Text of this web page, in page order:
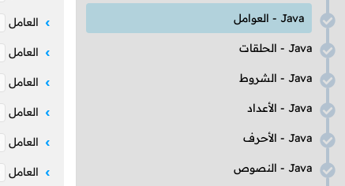
Java - العوامل
Java - الحلقات
Java - الشروط
Java - الأعداد
Java - الأحرف
Java - النصوص
العامل
العامل
العامل
العامل
العامل
العامل